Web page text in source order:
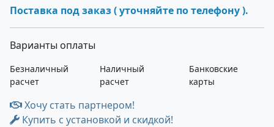
Поставка под заказ ( уточняйте по телефону ).
Варианты оплаты
Безналичный
расчет
Наличный
расчет
Банковские
карты
Хочу стать партнером!
Купить с установкой и скидкой!